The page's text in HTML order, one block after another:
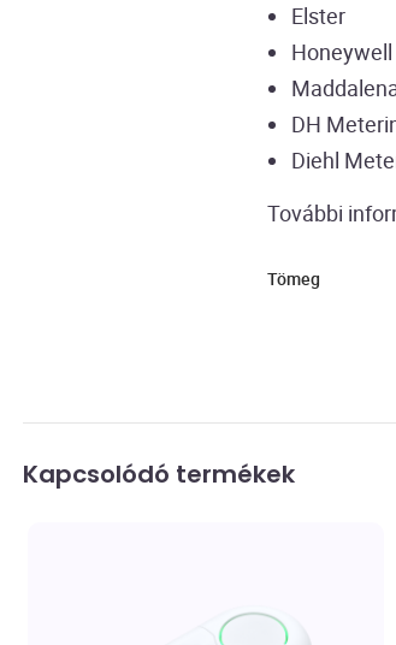
Elster
Honeywell
DH
Diehl
További
Tömeg
Kapcsolódó termékek